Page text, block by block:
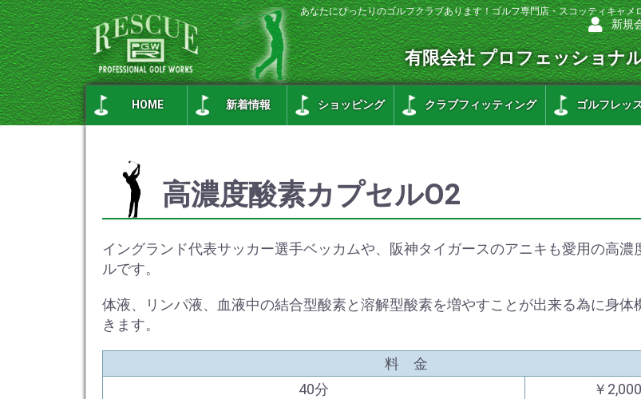
あなたにぴったりのゴルフクラブあります！ゴルフ専門店・スコッティキャメ
新規
有限会社 プロフェッショナ
HOME 新着情報 ショッピング クラブフィッティング ゴルフレッ
高濃度酸素カプセルO2
イングランド代表サッカー選手ベッカムや、阪神タイガースのアニキも愛用の高
ルです。
体液、リンパ液、血液中の結合型酸素と溶解型酸素を増やすことが出来る為に身
きます。
料 金
40分
￥2,000